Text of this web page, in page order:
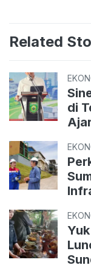
Related
di